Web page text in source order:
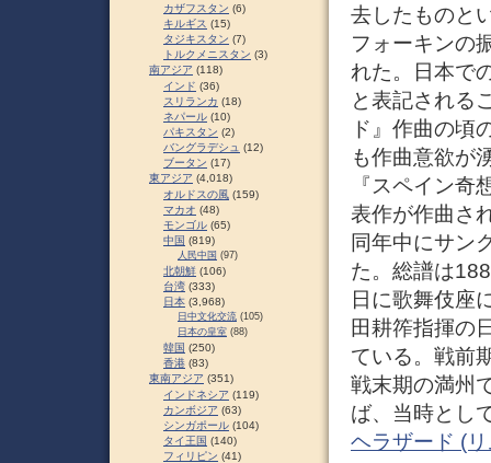
去したものと
フォーキンの
れた。日本で
と表記される
ド』作曲の頃
も作曲意欲が
『スペイン
表作が作曲さ
同年中にサン
た。総譜は
日に歌舞伎座
田耕筰指揮の
ている。戦前
戦末期の満州
ば、当時とし
ヘラザード (
カザフスタン (6)
キルギス (15)
タジキスタン (7)
トルクメニスタン (3)
南アジア (118)
インド (36)
スリランカ (18)
ネパール (10)
パキスタン (2)
バングラデシュ (12)
ブータン (17)
東アジア (4,018)
オルドスの風 (159)
マカオ (48)
モンゴル (65)
中国 (819)
人民中国 (97)
北朝鮮 (106)
台湾 (333)
日本 (3,968)
日中文化交流 (105)
日本の皇室 (88)
韓国 (250)
香港 (83)
東南アジア (351)
インドネシア (119)
カンボジア (63)
シンガポール (104)
タイ王国 (140)
フィリピン (41)